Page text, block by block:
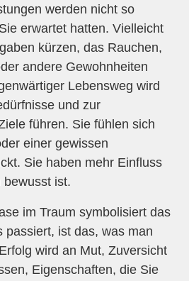
werden nicht so
erwartet hatten. Vielleicht
kürzen, das Rauchen,
andere Gewohnheiten
Lebensweg wird
und zur
führen. Sie fühlen sich
einer gewissen
Sie haben mehr Einfluss
bewusst ist.
im Traum symbolisiert das
passiert, ist das, was man
wird an Mut, Zuversicht
Eigenschaften, die Sie